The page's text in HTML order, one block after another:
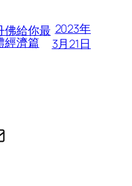
佛給你最
經濟篇
2023年
3月21日